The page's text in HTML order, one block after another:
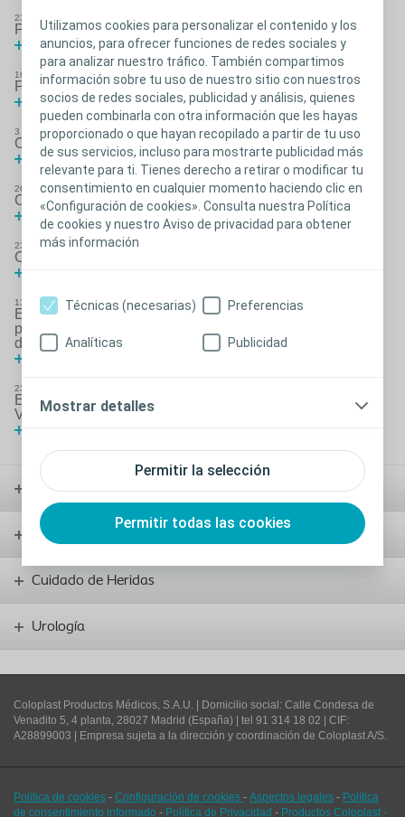
Utilizamos cookies para personalizar el contenido y los
anuncios, para ofrecer funciones de redes sociales y
para analizar nuestro tráfico. También compartimos
información sobre tu uso de nuestro sitio con nuestros
socios de redes sociales, publicidad y análisis, quienes
pueden combinarla con otra información que les hayas
proporcionado o que hayan recopilado a partir de tu uso
de sus servicios, incluso para mostrarte publicidad más
relevante para ti. Tienes derecho a retirar o modificar tu
consentimiento en cualquier momento haciendo clic en
«Configuración de cookies». Consulta nuestra Política
de cookies y nuestro Aviso de privacidad para obtener
más información
Permitir la selección
Permitir todas las cookies
Técnicas (necesarias) Preferencias
Analíticas Publicidad
Mostrar detalles
23 abr. 2020
Píldora 7 Coloplast Contigo
Más información
16 abr. 2020
Píldora 6 Coloplast Contigo
Más información
3 2020
Coloplast Contigo
Más información
26 mar. 2020
Coloplast Contigo
Más información
23 mar. 2020
Coloplast Contigo
13 mar. 2020
Enfermeras Estomaterapéutas y pacientes ostomizados
presentan el Libro Blanco de la Ostomía a la Consellera
de Salut de Baleares Patricia Gómez Picard
23
Enfermeras estomaterapeutas andaluzas presentan a la
Viceconsejera de salud el “Libro Blanco de la Ostomía”
Ostomía
Continencia
Cuidado de Heridas
Urología
Coloplast Productos Médicos, S.A.U. | Domicilio social: Calle Condesa de
Venadito 5, 4 planta, 28027 Madrid (España) | tel 91 314 18 02 | CIF:
A28899003 | Empresa sujeta a la dirección y coordinación de Coloplast A/S.
Política de cookies - Configuración de cookies - Aspectos legales - Política
de consentimiento informado - Política de Privacidad - Productos Coloplast -